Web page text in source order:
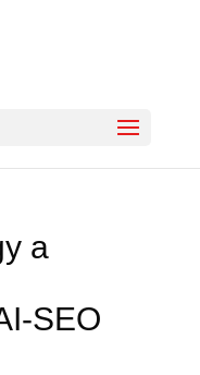
a
SEO